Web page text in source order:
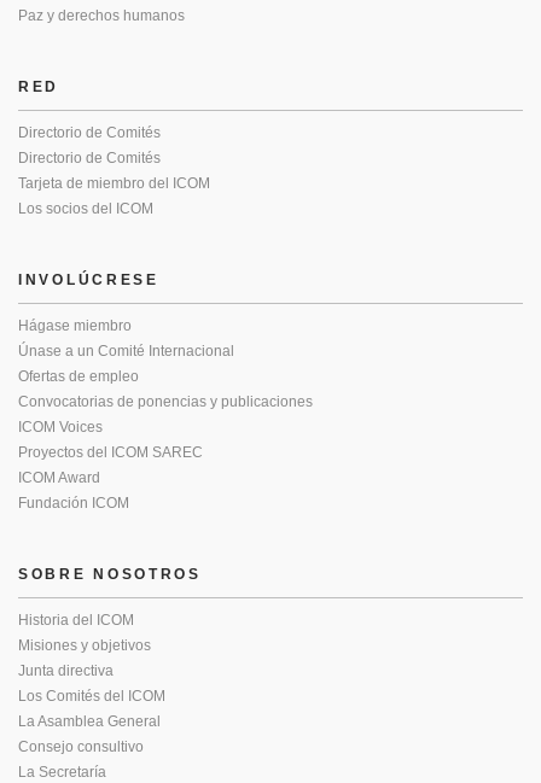
Paz y derechos humanos
RED
Directorio de Comités
Directorio de Comités
Tarjeta de miembro del ICOM
Los socios del ICOM
INVOLÚCRESE
Hágase miembro
Únase a un Comité Internacional
Ofertas de empleo
Convocatorias de ponencias y publicaciones
ICOM Voices
Proyectos del ICOM SAREC
ICOM Award
Fundación ICOM
SOBRE NOSOTROS
Historia del ICOM
Misiones y objetivos
Junta directiva
Los Comités del ICOM
La Asamblea General
Consejo consultivo
La Secretaría